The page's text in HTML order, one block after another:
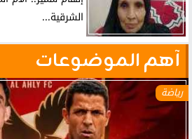
الشرقية...
آهم الموضوعات
رياضة